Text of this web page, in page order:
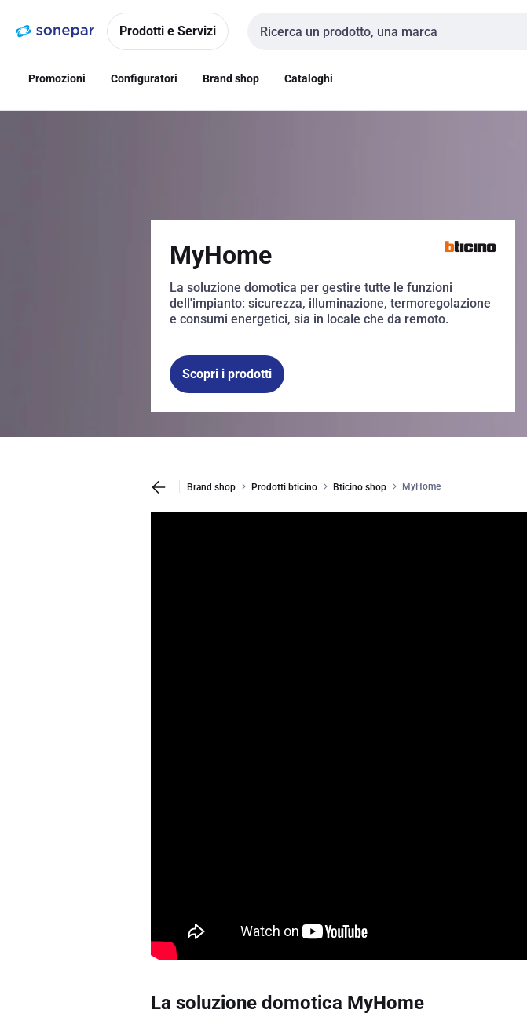
navigazionealla
Prodotti e Servizi
Cerca input
Promozioni Configuratori Brand shop Cataloghi
MyHome
La soluzione domotica per gestire tutte le funzioni
dell'impianto: sicurezza, illuminazione, termoregolazione
e consumi energetici, sia in locale che da remoto.
Scopri i prodotti
Brand shop Prodotti bticino Bticino shop MyHome
La soluzione domotica MyHome